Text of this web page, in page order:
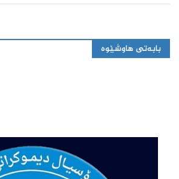
بابەتی هاوشێوە